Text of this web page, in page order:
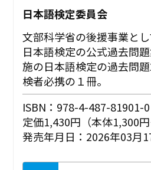
日本語検定委員会
文部科学省の後援事業と
日本語検定の公式過去問
施の日本語検定の過去問
検者必携の１冊。
ISBN：978-4-487-81901-0
定価1,430円（本体1,300円
発売年月日：2026年03月